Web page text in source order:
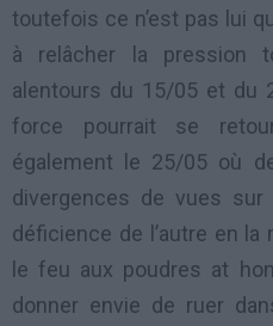
toutefois ce n’est pas lui
à relâcher la pression
alentours du 15/05 et du
force pourrait se
également le 25/05 où
divergences de vues
déficience de l’autre en
le feu aux poudres at
donner envie de ruer